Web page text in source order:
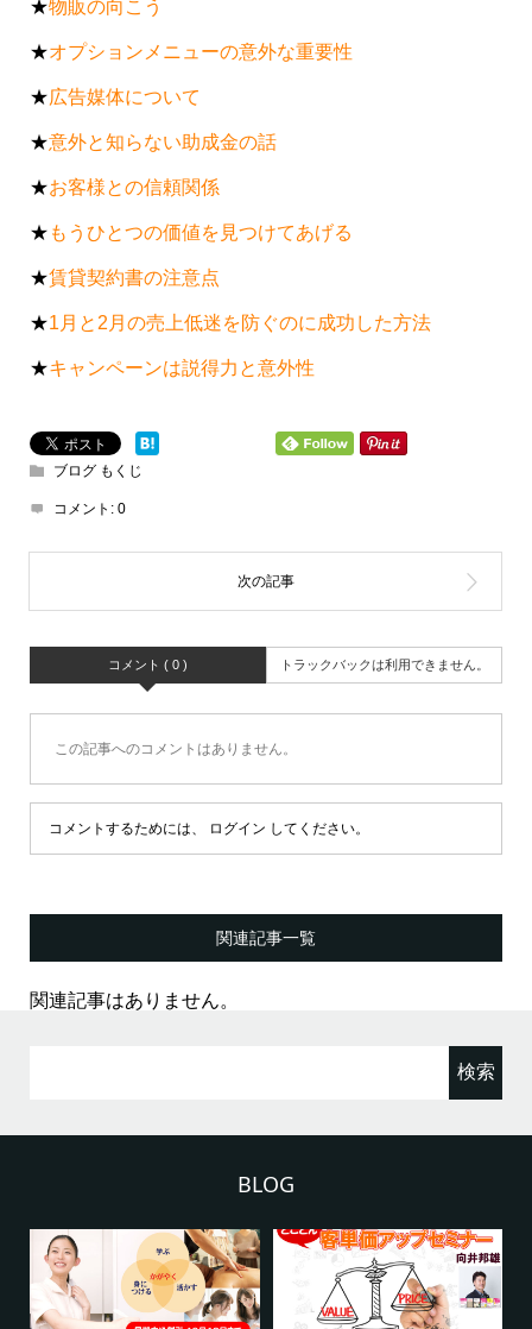
★物販の向こう
★オプションメニューの意外な重要性
★広告媒体について
★意外と知らない助成金の話
★お客様との信頼関係
★ もうひとつの価値を見つけてあげる
★賃貸契約書の注意点
★1月と2月の売上低迷を防ぐのに成功した方法
★キャンペーンは説得力と意外性
ブログ もくじ
コメント: 0
コメント ( 0 ) トラックバックは利用できません。
この記事へのコメントはありません。
コメントするためには、 ログイン してください。
関連記事一覧
関連記事はありません。
BLOG